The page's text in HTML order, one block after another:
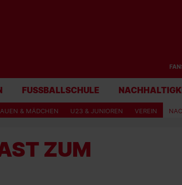
FUSSBALLSCHULE
& MÄDCHEN U23 & JUNIOREN VEREIN
ZUM